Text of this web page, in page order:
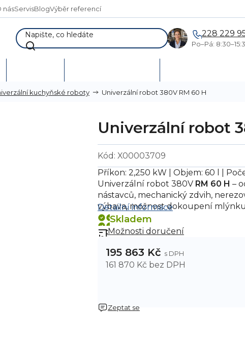
násServisBlogVýběr referencí
228 229
Po–Pá:
kuchyňské roboty Univerzální robot 380V RM 60 H
Univerzální robot
Kód: X00003709
Skladem
Možnosti doručení
195 863 Kč
161 870 Kč bez DPH
Příkon: 2,250 kW | Objem: 60 l |
Univerzální robot 380V RM 60 H –
nástavců, mechanický zdvih,
výbava, možnost dokoupení
Detailní informace
Zeptat se